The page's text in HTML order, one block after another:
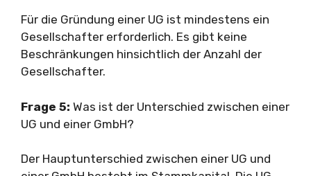
Für die Gründung einer UG ist mindestens ein
Gesellschafter erforderlich. Es gibt keine
Beschränkungen hinsichtlich der Anzahl der
Gesellschafter.
Frage 5: Was ist der Unterschied zwischen einer
UG und einer GmbH?
Der Hauptunterschied zwischen einer UG und